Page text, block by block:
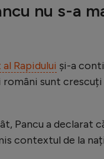
nu s-a
Rapidului și-a
sunt
Pancu a declarat
contextul de la